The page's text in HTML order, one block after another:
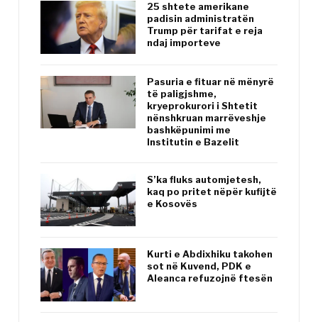
25 shtete amerikane
padisin administratën
Trump për tarifat e reja
ndaj importeve
Pasuria e fituar në mënyrë
të paligjshme,
kryeprokurori i Shtetit
nënshkruan marrëveshje
bashkëpunimi me
Institutin e Bazelit
S’ka fluks automjetesh,
kaq po pritet nëpër kufijtë
e Kosovës
Kurti e Abdixhiku takohen
sot në Kuvend, PDK e
Aleanca refuzojnë ftesën